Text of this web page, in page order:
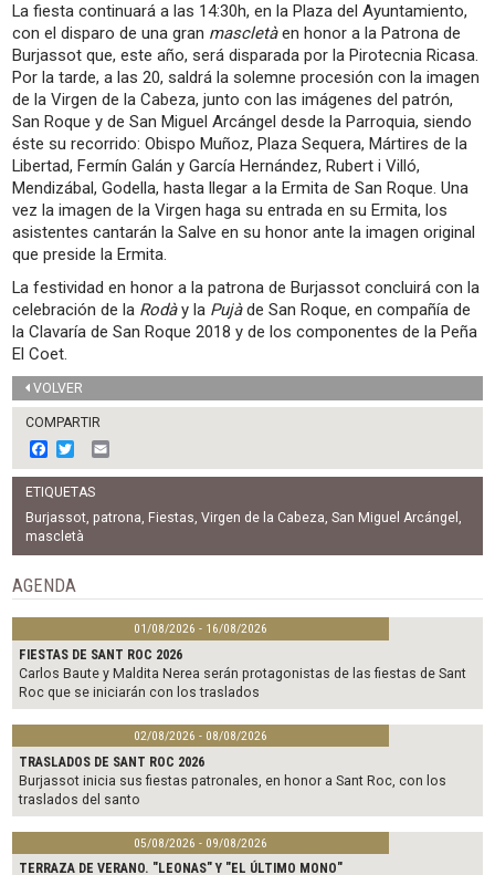
La fiesta continuará a las 14:30h, en la Plaza del Ayuntamiento,
con el disparo de una gran mascletàen honor a la Patrona de
Burjassot que, este año, será disparada por la Pirotecnia Ricasa.
Por la tarde, a las 20, saldrá la solemne procesión con la imagen
de la Virgen de la Cabeza, junto con las imágenes del patrón,
San Roque y de San Miguel Arcángel desde la Parroquia, siendo
éste su recorrido: Obispo Muñoz, Plaza Sequera, Mártires de la
Libertad, Fermín Galán y García Hernández, Rubert i Villó,
Mendizábal, Godella, hasta llegar a la Ermita de San Roque. Una
vez la imagen de la Virgen haga su entrada en su Ermita, los
asistentes cantarán la Salve en su honor ante la imagen original
que preside la Ermita.
La festividad en honor a la patrona de Burjassot concluirá con la
celebración de la Rodày la Pujàde San Roque, en compañía de
la Clavaría de San Roque 2018 y de los componentes de la Peña
El Coet.
VOLVER
COMPARTIR
F
a
c
e
b
o
o
w
i
t
t
e
r
m
a
l
ETIQUETAS
Burjassot, patrona, Fiestas,Virgen de la Cabeza,San Miguel Arcángel ,
mascletà
AGENDA
01/08/2026 - 16/08/2026
FIESTAS DE SANT ROC 2026
Carlos Baute y Maldita Nerea serán protagonistas de las fiestas de Sant
Roc que se iniciarán con los traslados
02/08/2026 - 08/08/2026
TRASLADOS DE SANT ROC 2026
Burjassot inicia sus fiestas patronales, en honor a Sant Roc, con los
traslados del santo
05/08/2026 - 09/08/2026
TERRAZA DE VERANO. "LEONAS" Y "EL ÚLTIMO MONO"